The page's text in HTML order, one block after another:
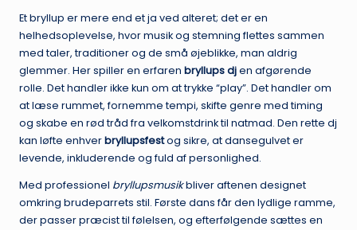
Et bryllup er mere end et ja ved alteret; det er en
helhedsoplevelse, hvor musik og stemning flettes sammen
med taler, traditioner og de små øjeblikke, man aldrig
glemmer. Her spiller en erfaren bryllups djen afgørende
rolle. Det handler ikke kun om at trykke “play”. Det handler om
at læse rummet, fornemme tempi, skifte genre med timing
og skabe en rød tråd fra velkomstdrink til natmad. Den rette dj
kan løfte enhverbryllupsfestog sikre, at dansegulvet er
levende, inkluderende og fuld af personlighed.
Med professionel bryllupsmusikbliver aftenen designet
omkring brudeparrets stil. Første dans får den lydlige ramme,
der passer præcist til følelsen, og efterfølgende sættes en